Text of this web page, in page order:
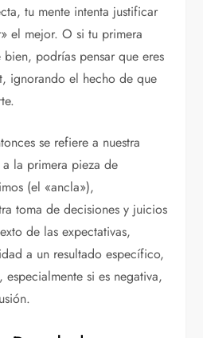
tu mente intenta justificar
el mejor. O si tu primera
podrías pensar que eres
ignorando el hecho de que
se refiere a nuestra
la primera pieza de
(el «ancla»),
toma de decisiones y juicios
de las expectativas,
a un resultado específico,
si es negativa,